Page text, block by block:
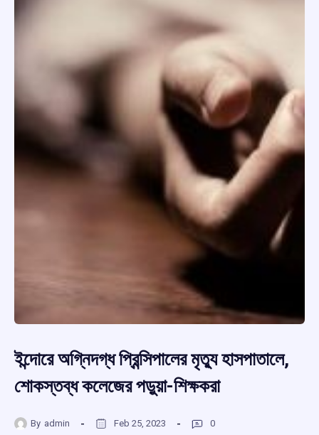
ইন্দোরে অগ্নিদগ্ধ প্রিন্সিপালের মৃত্যু হাসপাতালে,
শোকস্তব্ধ কলেজের পড়ুয়া-শিক্ষকরা
By admin Feb 25, 2023 0